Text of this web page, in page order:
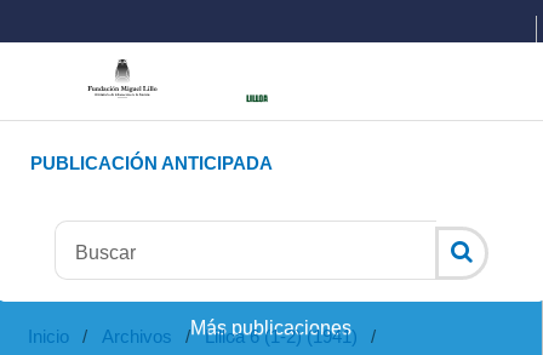
Más publicaciones
PUBLICACIÓN ANTICIPADA
Inicio / Archivos / Lilloa 6 (1-2) (1941)
/